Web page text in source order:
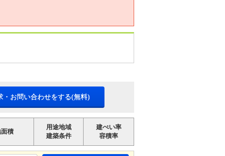
・お問い合わせをする(無料)
積
用途地域
建築条件
建ぺい率
容積率